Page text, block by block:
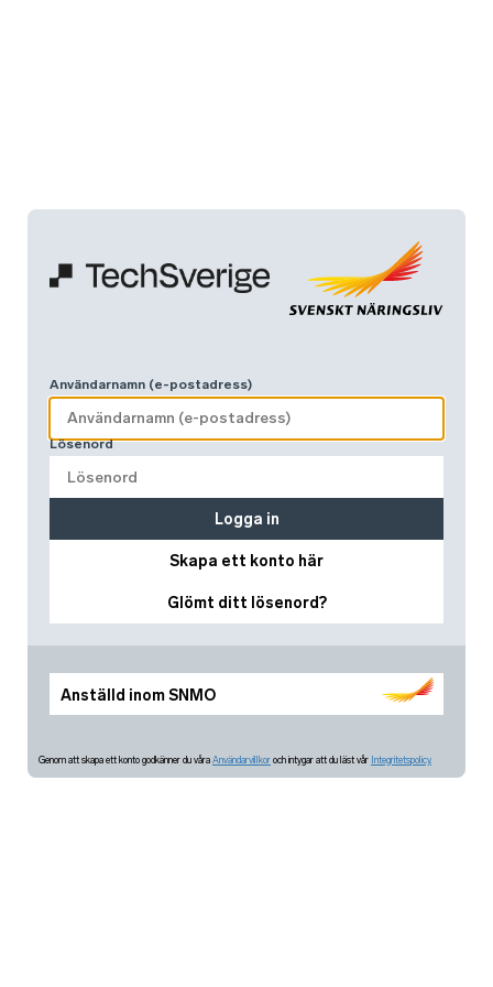
Anställd inom SNMO
Användarnamn (e-postadress)
Lösenord
Skapa ett konto här
Glömt ditt lösenord?
Logga in
Genom att skapa ett konto godkänner du våra Användarvillkor och intygar att du läst vår Integritetspolicy.